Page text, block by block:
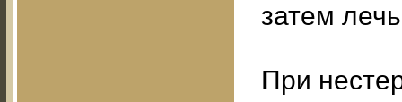
затем
При